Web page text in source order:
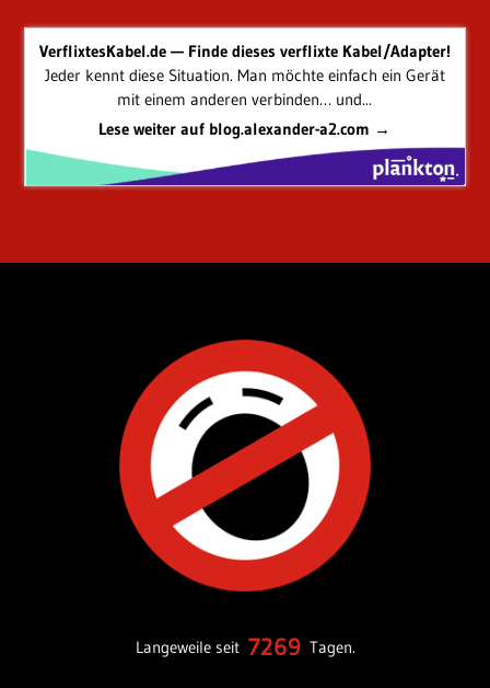
VerflixtesKabel.de — Finde dieses verflixte Kabel/Adapter!
Jeder kennt diese Situation. Man möchte einfach ein Gerät
mit einem anderen verbinden… und...
Lese weiter auf blog.alexander-a2.com →
Langeweile seit 7269 Tagen.